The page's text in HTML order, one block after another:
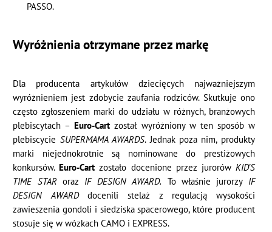
PASSO.
Wyróżnienia otrzymane przez markę
Dla producenta artykułów dziecięcych najważniejszym
wyróżnieniem jest zdobycie zaufania rodziców. Skutkuje ono
często zgłoszeniem marki do udziału w różnych, branżowych
plebiscytach –Euro-Cart został wyróżniony w ten sposób w
plebiscycie SUPERMAMA AWARDS. Jednak poza nim, produkty
marki niejednokrotnie są nominowane do prestiżowych
konkursów.Euro-Cart zostało docenione przez jurorów KID’S
TIME STARoraz IF DESIGN AWARD. To właśnie jurorzy IF
DESIGN AWARDdocenili stelaż z regulacją wysokości
zawieszenia gondoli i siedziska spacerowego, które producent
stosuje się w wózkach CAMO i EXPRESS.